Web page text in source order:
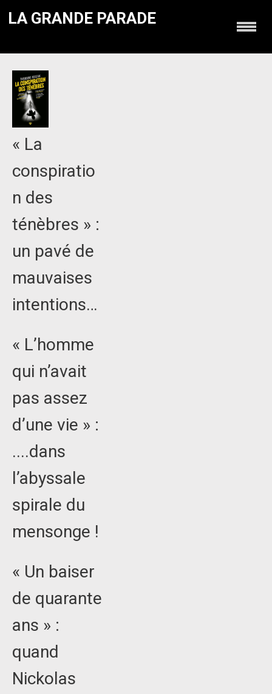
LA GRANDE PARADE
« La
conspiratio
n des
ténèbres » :
un pavé de
mauvaises
intentions…
« L’homme
qui n’avait
pas assez
d’une vie » :
....dans
l’abyssale
spirale du
mensonge !
« Un baiser
de quarante
ans » :
quand
Nickolas